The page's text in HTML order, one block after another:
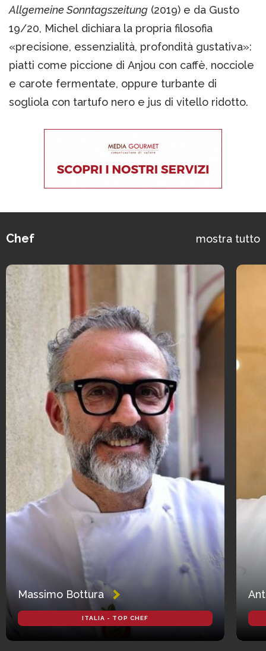
Allgemeine Sonntagszeitung (2019) e da Gusto
19/20, Michel dichiara la propria filosofia
«precisione, essenzialità, profondità gustativa»:
piatti come piccione di Anjou con caffè, nocciole
e carote fermentate, oppure turbante di
sogliola con tartufo nero e jus di vitello ridotto.
Chef mostra tutto
Massimo Bottura
ITALIA - TOP CHEF